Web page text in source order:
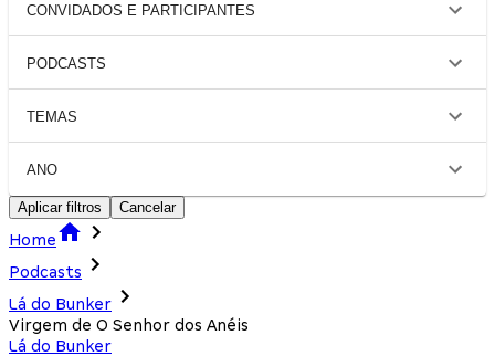
CONVIDADOS E PARTICIPANTES
PODCASTS
TEMAS
ANO
Aplicar filtros Cancelar
Home
Podcasts
Lá do Bunker
Virgem de O Senhor dos Anéis
Lá do Bunker